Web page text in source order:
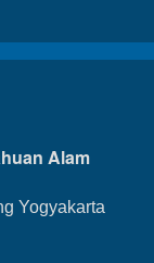
Alam
Yogyakarta